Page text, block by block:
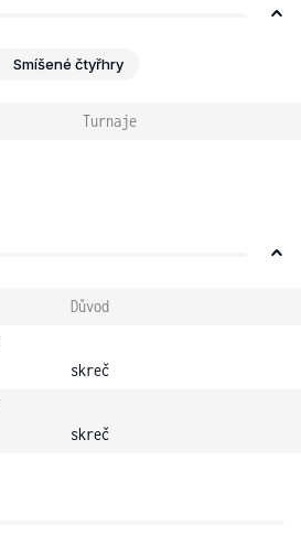
Smíšené čtyřhry
Turnaje
Důvod
skreč
skreč